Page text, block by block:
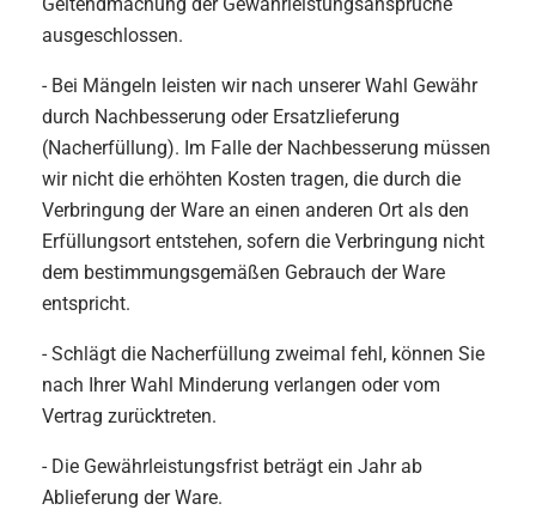
ausgeschlossen.
- Bei Mängeln leisten wir nach unserer Wahl Gewähr
durch Nachbesserung oder Ersatzlieferung
(Nacherfüllung). Im Falle der Nachbesserung müssen
wir nicht die erhöhten Kosten tragen, die durch die
Verbringung der Ware an einen anderen Ort als den
Erfüllungsort entstehen, sofern die Verbringung nicht
dem bestimmungsgemäßen Gebrauch der Ware
entspricht.
- Schlägt die Nacherfüllung zweimal fehl, können Sie
nach Ihrer Wahl Minderung verlangen oder vom
Vertrag zurücktreten.
- Die Gewährleistungsfrist beträgt ein Jahr ab
Ablieferung der Ware.